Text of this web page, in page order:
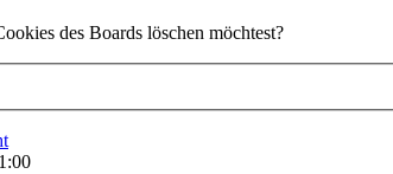
des Boards löschen möchtest?